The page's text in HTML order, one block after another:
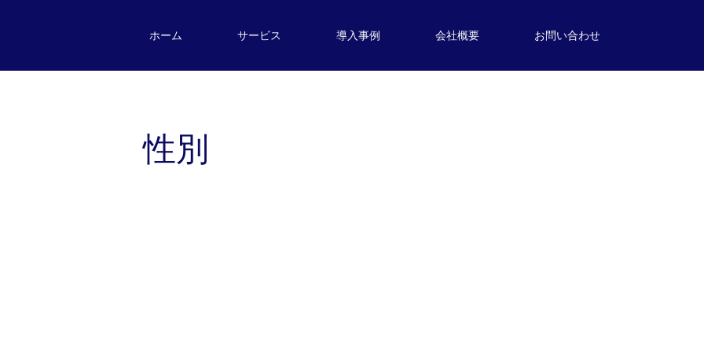
ホーム サービス 導入事例 会社概要 お問い合わせ
性別